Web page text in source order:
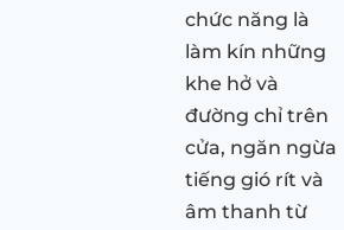
chức năng là
làm kín những
khe hở và
đường chỉ trên
cửa, ngăn ngừa
tiếng gió rít và
âm thanh từ